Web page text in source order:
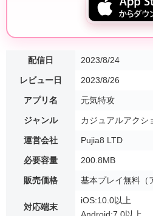
配信日 2023/8/24
レビュー日 2023/8/26
アプリ名 元気特攻
ジャンル カジュアルアクシ
運営会社 Pujia8 LTD
必要容量 200.8MB
販売価格 基本プレイ無料（
対応端末
iOS:10.0以上